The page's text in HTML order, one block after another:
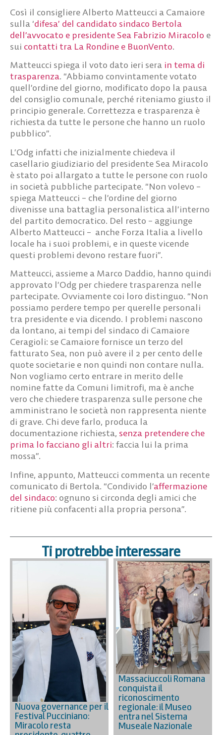
Così il consigliere Alberto Matteucci a Camaiore
sulla ‘difesa’ del candidato sindaco Bertola
dell’avvocato e presidente Sea Fabrizio Miracolo e
sui contatti tra La Rondine e BuonVento.
Matteucci spiega il voto dato ieri sera in tema di
trasparenza. “Abbiamo convintamente votato
quell’ordine del giorno, modificato dopo la pausa
del consiglio comunale, perché riteniamo giusto il
principio generale. Correttezza e trasparenza è
richiesta da tutte le persone che hanno un ruolo
pubblico”.
L’Odg infatti che inizialmente chiedeva il
casellario giudiziario del presidente Sea Miracolo
è stato poi allargato a tutte le persone con ruolo
in società pubbliche partecipate. “Non volevo –
spiega Matteucci – che l’ordine del giorno
divenisse una battaglia personalistica all’interno
del partito democratico. Del resto – aggiunge
Alberto Matteucci – anche Forza Italia a livello
locale ha i suoi problemi, e in queste vicende
questi problemi devono restare fuori”.
Matteucci, assieme a Marco Daddio, hanno quindi
approvato l’Odg per chiedere trasparenza nelle
partecipate. Ovviamente coi loro distinguo. “Non
possiamo perdere tempo per querelle personali
tra presidente e via dicendo. I problemi nascono
da lontano, ai tempi del sindaco di Camaiore
Ceragioli: se Camaiore fornisce un terzo del
fatturato Sea, non può avere il 2 per cento delle
quote societarie e non quindi non contare nulla.
Non vogliamo certo entrare in merito delle
nomine fatte da Comuni limitrofi, ma è anche
vero che chiedere trasparenza sulle persone che
amministrano le società non rappresenta niente
di grave. Chi deve farlo, produca la
documentazione richiesta, senza pretendere che
prima lo facciano gli altri: faccia lui la prima
mossa”.
Infine, appunto, Matteucci commenta un recente
comunicato di Bertola. “Condivido l’affermazione
del sindaco: ognuno si circonda degli amici che
ritiene più confacenti alla propria persona”.
Ti protrebbe interessare
Nuova governance per il
Festival Pucciniano:
Miracolo resta
Massaciuccoli Romana
conquista il
riconoscimento
regionale: il Museo
entra nel Sistema
Museale Nazionale